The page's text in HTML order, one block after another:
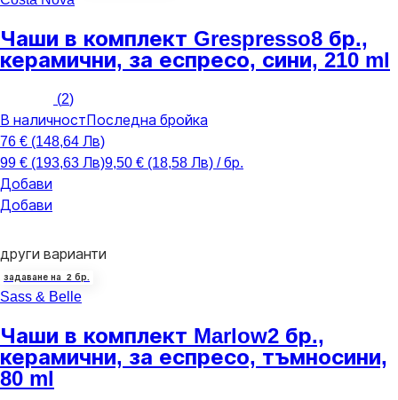
Чаши в комплект Grespresso8 бр.,
керамични, за еспресо, сини, 210 ml
(2)
В наличност Последна бройка
76 € (148,64 Лв)
99 € (193,63 Лв)9,50 € (18,58 Лв) / бр.
Добави
Добави
други варианти
задаване на 2 бр.
Sass & Belle
Чаши в комплект Marlow2 бр.,
керамични, за еспресо, тъмносини,
80 ml